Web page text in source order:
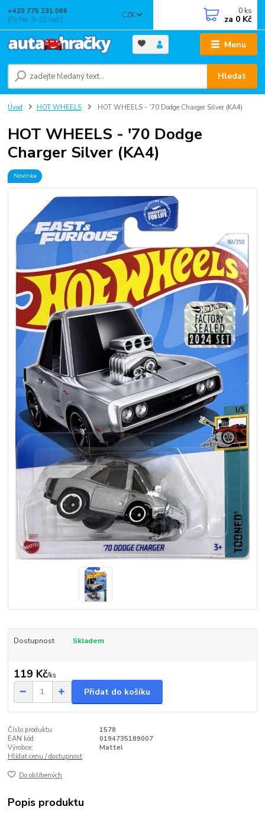
Menu
CZK
Hledat
+420 775 231 066
(Po-Ne, 9-21 hod.)
0 ks
za 0 Kč
Úvod HOT WHEELS HOT WHEELS - '70 Dodge Charger Silver (KA4)
HOT WHEELS - '70 Dodge
Charger Silver (KA4)
Novinka
Dostupnost Skladem
119 Kč/ks
Přidat do košíku
Číslo produktu:
1578
EAN kód:
0194735189007
Výrobce:
Mattel
Hlídat cenu / dostupnost
Do oblíbených
Popis produktu